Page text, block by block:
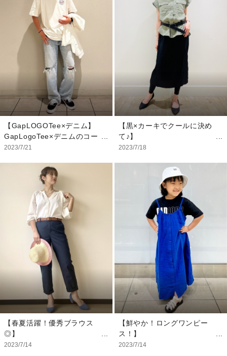
カジュアル感をプラスするこ
とができます★
【スタッフ着用サイズ】
インナー：XS
ワンピース：XXS
【GapLOGOTee×デニム】
GapLogoTee×デニムのコー
ディネートです！ これから
【スタッフ着用サイズ】
Tシャツ：L
シャツ：M
デニム：30
2023/7/21
【黒×カーキでクールに決め
て♪】
新作のレーヨン素材のシャツ
ち良く、快適に着て頂けま
す。 カラーは、カーキ、カ
ッパーブラウン、白、黒の4
色展開で合わせやすく、 秋
口まで使って頂けるカラー展
開です。 今回は、ミディ丈
のプリーツスカートと合わせ
て、落ち着いたコーディネー
トにしてみました。 サイド
にスリットが入っているの
で、レギンスを合わせていま
す。 黒のメッシュベルトで
全体の印象にアクセントをつ
けるのがオススメです。
【スタッフ着用サイズ】
シャツ：XS
2023/7/18
【春夏活躍！優秀ブラウス
◎】
程よい透け感の白ブラウス、
2023/7/14
【鮮やか！ロングワンピー
ス！】
ブルーが目を惹くワンピース
2023/7/14